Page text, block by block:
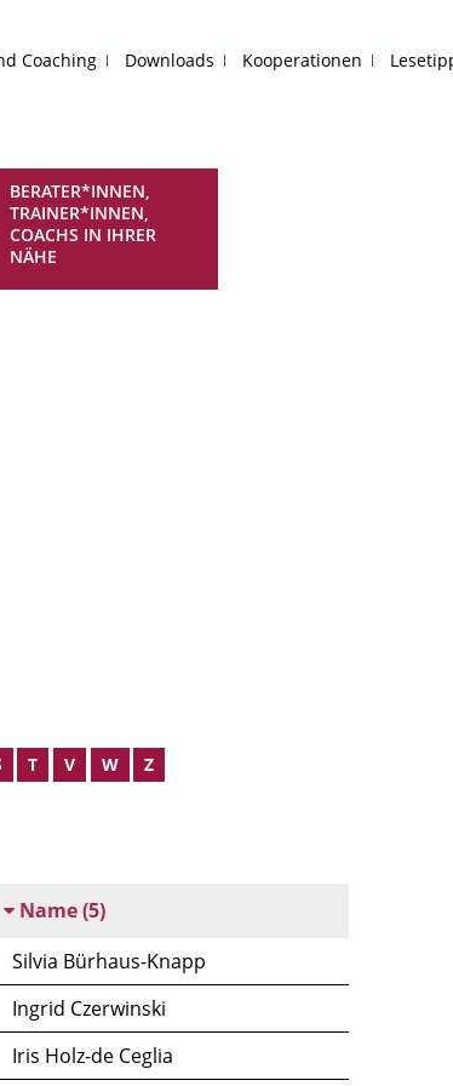
Coaching Downloads Kooperationen
BERATER*INNEN,
TRAINER*INNEN,
COACHS IN IHRER
NÄHE
T V W Z
Name(5)
Silvia Bürhaus-Knapp
Ingrid Czerwinski
Iris Holz-de Ceglia